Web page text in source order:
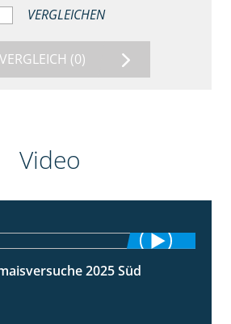
VERGLEICHEN
(0)
Video
2025 Süd